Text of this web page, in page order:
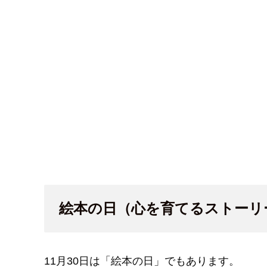
絵本の日（心を育てるストーリ
11月30日は「絵本の日」でもあります。